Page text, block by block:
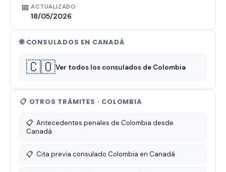
📅 ACTUALIZADO
18/05/2026
🌐 CONSULADOS EN CANADÁ
🇨🇴Ver todos los consulados de Colombia
📋 OTROS TRÁMITES · COLOMBIA
📋 Antecedentes penales de Colombia desde
Canadá
📋 Cita previa consulado Colombia en Canadá